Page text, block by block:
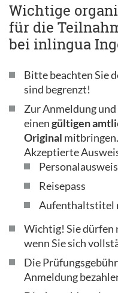
Wichtige
für die
bei inlingua
Bitte beachten Sie
sind begrenzt!
Zur Anmeldung
einengültigen
Original mitbringen.
Akzeptierte
Personalausweis
Reisepass
Aufenthaltstitel
Wichtig! Sie dürfen
wenn Sie sich
Die
Anmeldung